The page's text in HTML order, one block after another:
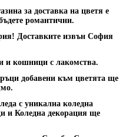
за доставка на цветя е
романтични.
Доставките извън София
и кошници с лакомства.
добавени към цветята ще
с уникална коледна
и Коледна декорация ще